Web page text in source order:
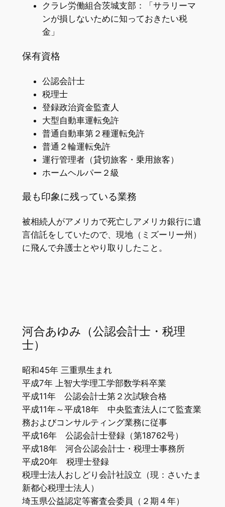
クラレ労働組合茨城支部：「サラリーマ
ンが損しないために知っておきたい税
金」
保有資格
公認会計士
税理士
登録政治資金監査人
大型自動車運転免許
普通自動車第２種運転免許
普通２輪運転免許
運行管理者（貸切旅客・乗用旅客）
ホームヘルパー２級
最も印象に残っている業務
被相続人がアメリカで死亡しアメリカ銀行に遺
言信託をしていたので、現地（ミズーリー州）
に飛んで弁護士とやり取りしたこと。
河合あゆみ（公認会計士・税理
士）
昭和45年 三重県生まれ
平成7年 上智大学理工学部数学科卒業
平成11年 公認会計士第２次試験合格
平成11年～平成18年 中央監査法人にて監査業
務およびコンサルティング業務に従事
平成16年 公認会計士登録（第18762号）
平成18年 河合公認会計士・税理士事務所
平成20年 税理士登録
税理士法人おしどり会計社設立（現：さいたま
新都心税理士法人）
埼玉県公益認定等審査会委員（２期４年）